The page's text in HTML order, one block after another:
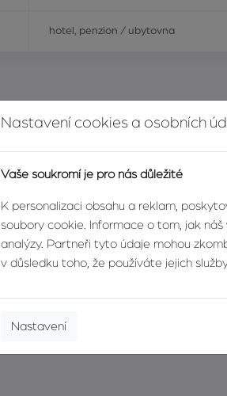
hotel, penzion / ubytovna
Nastavení cookies a osobních
Vaše soukromí je pro nás důležité
K personalizaci obsahu a reklam,
soubory cookie. Informace o tom, jak
analýzy. Partneři tyto údaje mohou
v důsledku toho, že používáte jejich
Nastavení